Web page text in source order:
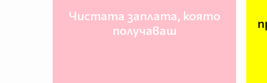
Чистата заплата, която
получаваш